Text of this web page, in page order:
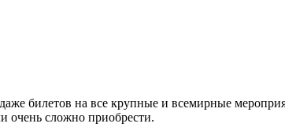
билетов на все крупные и всемирные
очень сложно приобрести.